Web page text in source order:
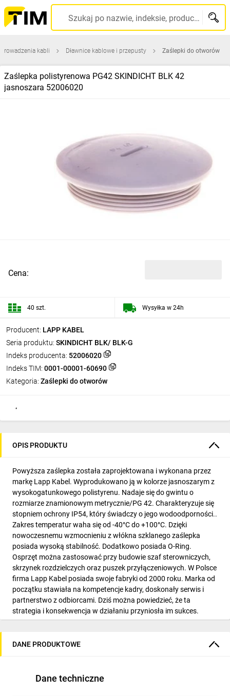
Szukaj po nazwie, indeksie, producencie, kodzie kreskowym...
kabli Dławnice kablowe i przepusty Zaślepki do otworów
Zaślepka polistyrenowa PG42 SKINDICHT BLK 42
jasnoszara 52006020
Producent: LAPP KABEL
Seria produktu: SKINDICHT BLK/ BLK-G
Indeks producenta: 52006020
Indeks TIM: 0001-00001-60690
Kategoria:
Zaślepki do otworów
Cena:
40 szt. Wysyłka w 24h
OPIS PRODUKTU
Powyższa zaślepka została zaprojektowana i wykonana przez
markę Lapp Kabel. Wyprodukowano ją w kolorze jasnoszarym z
wysokogatunkowego polistyrenu. Nadaje się do gwintu o
rozmiarze znamionowym metrycznie/PG 42. Charakteryzuje się
stopniem ochrony IP54, który świadczy o jego wodoodporności..
Zakres temperatur waha się od -40°C do +100°C. Dzięki
nowoczesnemu wzmocnieniu z włókna szklanego zaślepka
posiada wysoką stabilność. Dodatkowo posiada O-Ring.
Osprzęt można zastosować przy budowie szaf sterowniczych,
skrzynek rozdzielczych oraz puszek przyłączeniowych. W Polsce
firma Lapp Kabel posiada swoje fabryki od 2000 roku. Marka od
początku stawiała na kompetencje kadry, doskonały serwis i
partnerstwo z odbiorcami. Dziś można powiedzieć, że ta
strategia i konsekwencja w działaniu przyniosła im sukces.
Marka w swoich zasobach posiada 40.000 różnych
Ich kable i przewody sprawdzają się w zastosowaniach w wielu
DANE PRODUKTOWE
Dane techniczne